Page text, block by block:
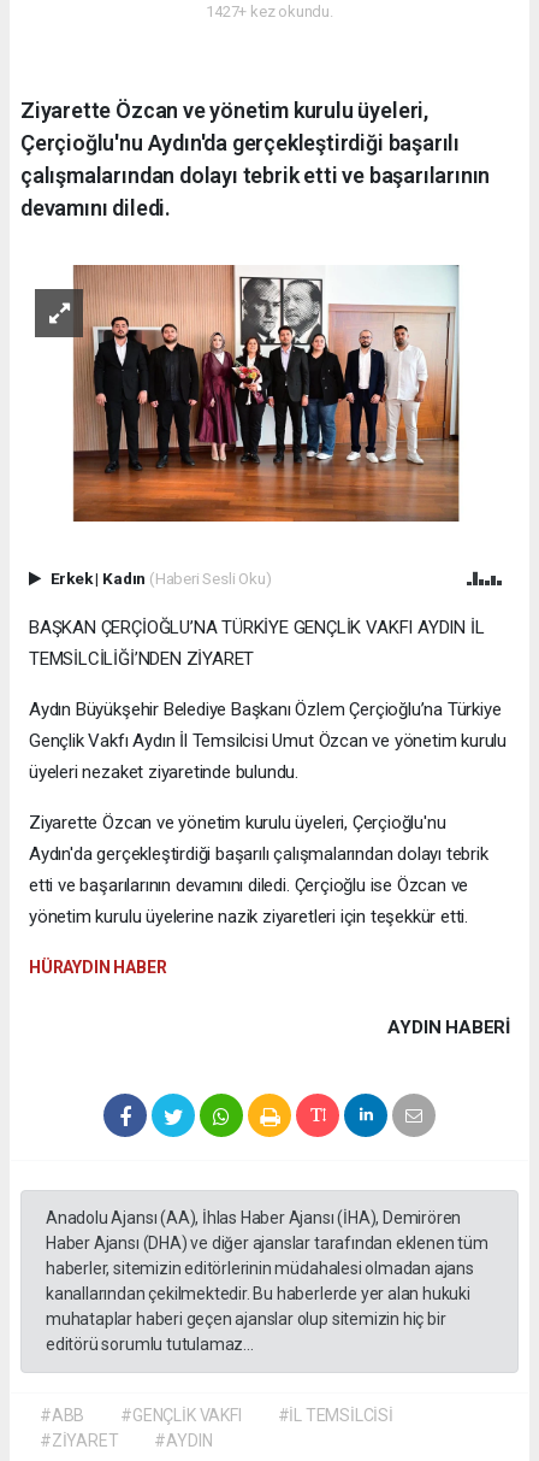
1427+ kez okundu.
Ziyarette Özcan ve yönetim kurulu üyeleri,
Çerçioğlu'nu Aydın'da gerçekleştirdiği başarılı
çalışmalarından dolayı tebrik etti ve başarılarının
devamını diledi.
Erkek| Kadın (Haberi Sesli Oku)
BAŞKAN ÇERÇİOĞLU’NA TÜRKİYE GENÇLİK VAKFI AYDIN İL
TEMSİLCİLİĞİ’NDEN ZİYARET
Aydın Büyükşehir Belediye Başkanı Özlem Çerçioğlu’na Türkiye
Gençlik Vakfı Aydın İl Temsilcisi Umut Özcan ve yönetim kurulu
üyeleri nezaket ziyaretinde bulundu.
Ziyarette Özcan ve yönetim kurulu üyeleri, Çerçioğlu'nu
Aydın'da gerçekleştirdiği başarılı çalışmalarından dolayı tebrik
etti ve başarılarının devamını diledi. Çerçioğlu ise Özcan ve
yönetim kurulu üyelerine nazik ziyaretleri için teşekkür etti.
HÜRAYDIN HABER
AYDIN HABERİ
Anadolu Ajansı (AA), İhlas Haber Ajansı (İHA), Demirören
Haber Ajansı (DHA) ve diğer ajanslar tarafından eklenen tüm
haberler, sitemizin editörlerinin müdahalesi olmadan ajans
kanallarından çekilmektedir. Bu haberlerde yer alan hukuki
muhataplar haberi geçen ajanslar olup sitemizin hiç bir
editörü sorumlu tutulamaz...
#ABB #GENÇLİK VAKFI
#İL TEMSİLCİSİ
#ZİYARET
#AYDIN